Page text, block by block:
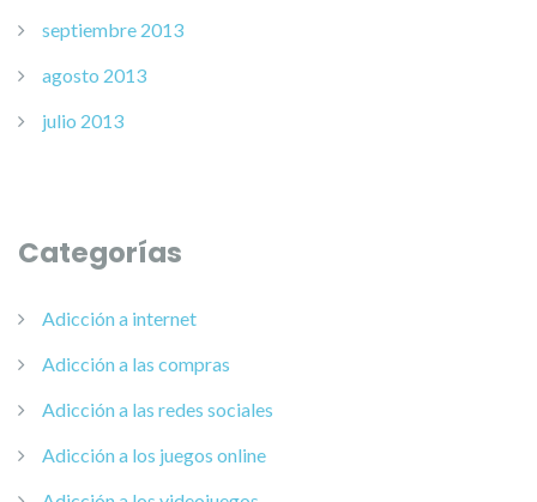
septiembre 2013
agosto 2013
julio 2013
Categorías
Adicción a internet
Adicción a las compras
Adicción a las redes sociales
Adicción a los juegos online